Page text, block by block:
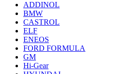
ADDINOL
BMW
CASTROL
ELF
ENEOS
FORD FORMULA
GM
Hi-Gear